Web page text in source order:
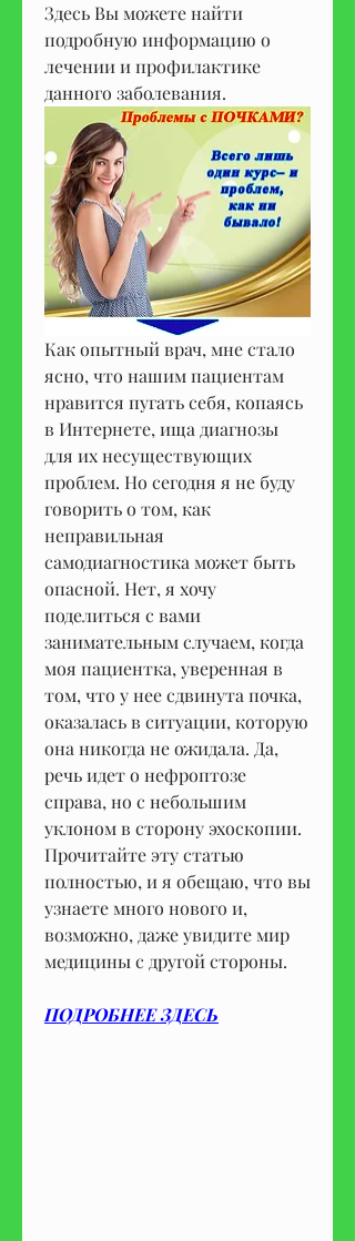
Здесь Вы можете найти
подробную информацию о
лечении и профилактике
данного заболевания.
Как опытный врач, мне стало
ясно, что нашим пациентам
нравится пугать себя, копаясь
в Интернете, ища диагнозы
для их несуществующих
проблем. Но сегодня я не буду
говорить о том, как
неправильная
самодиагностика может быть
опасной. Нет, я хочу
поделиться с вами
занимательным случаем, когда
моя пациентка, уверенная в
том, что у нее сдвинута почка,
оказалась в ситуации, которую
она никогда не ожидала. Да,
речь идет о нефроптозе
справа, но с небольшим
уклоном в сторону эхоскопии.
Прочитайте эту статью
полностью, и я обещаю, что вы
узнаете много нового и,
возможно, даже увидите мир
медицины с другой стороны.
ПОДРОБНЕЕ ЗДЕСЬ